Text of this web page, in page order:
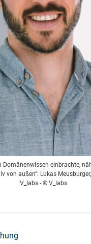
Domänenwissen einbrachte,
von außen": Lukas
V_labs - © V_labs